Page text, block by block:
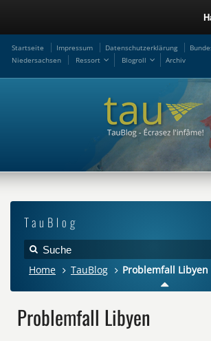
Startseite Impressum Datenschutzerklärung
Niedersachsen
Ressort Blogroll Archiv
TauBlog
Home TauBlog Problemfall Libyen
Problemfall Libyen